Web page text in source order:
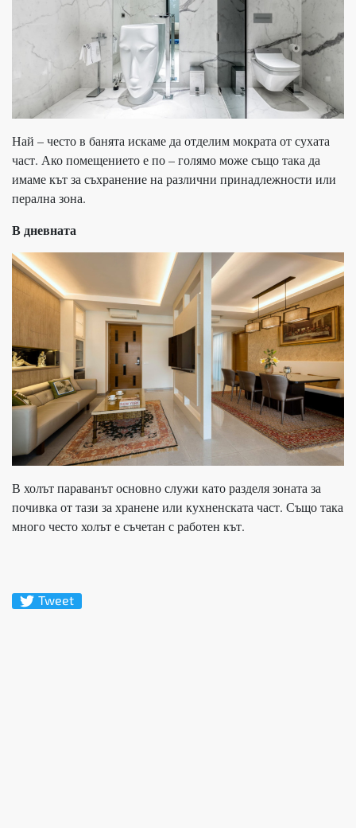
Най – често в банята искаме да отделим мократа от сухата
част. Ако помещението е по – голямо може също така да
имаме кът за съхранение на различни принадлежности или
перална зона.
В дневната
В холът параванът основно служи като разделя зоната за
почивка от тази за хранене или кухненската част. Също така
много често холът е съчетан с работен кът.
Tweet